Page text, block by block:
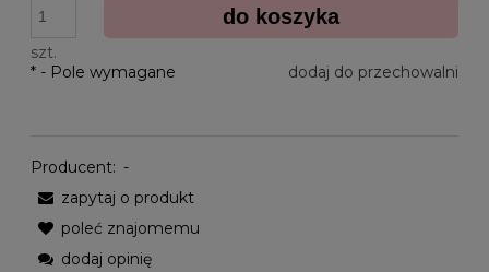
szt.
do koszyka
dodaj do przechowalni
* - Pole wymagane
Producent: -
zapytaj o produkt
poleć znajomemu
dodaj opinię